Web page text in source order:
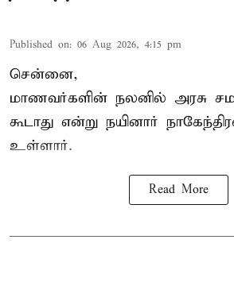
Published on: 06 Aug 2026, 4:15 pm
சென்னை,
மாணவர்களின் நலனில் அரசு
கூடாது என்று நயினார்
உள்ளார்.
Read More